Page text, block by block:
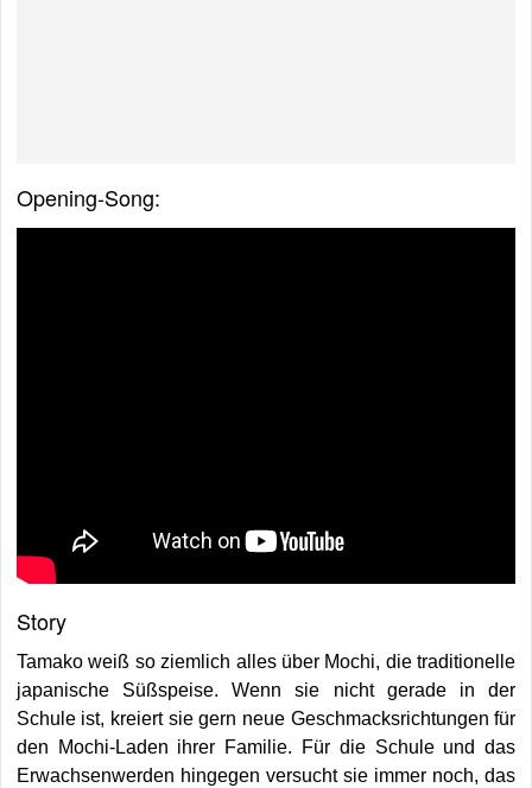
Opening-Song:
Story
Tamako weiß so ziemlich alles über Mochi, die traditionelle
japanische Süßspeise. Wenn sie nicht gerade in der
Schule ist, kreiert sie gern neue Geschmacksrichtungen für
den Mochi-Laden ihrer Familie. Für die Schule und das
Erwachsenwerden hingegen versucht sie immer noch, das